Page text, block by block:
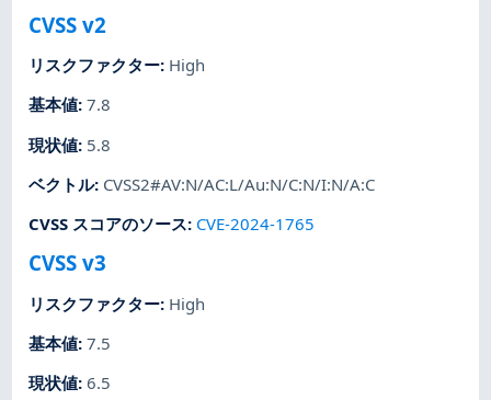
CVSS v2
リスクファクター: High
基本値:7.8
現状値: 5.8
ベクトル: CVSS2#AV:N/AC:L/Au:N/C:N/I:N/A:C
CVSS スコアのソース: CVE-2024-1765
CVSS v3
リスクファクター: High
基本値:7.5
現状値:6.5